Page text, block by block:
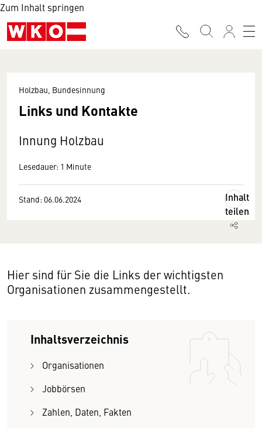
Zum Inhalt springen
Holzbau, Bundesinnung
Links und Kontakte
Innung Holzbau
Lesedauer: 1 Minute
Stand: 06.06.2024
Inhalt
teilen
Hier sind für Sie die Links der wichtigsten
Organisationen zusammengestellt.
Inhaltsverzeichnis
Organisationen
Jobbörsen
Zahlen, Daten, Fakten